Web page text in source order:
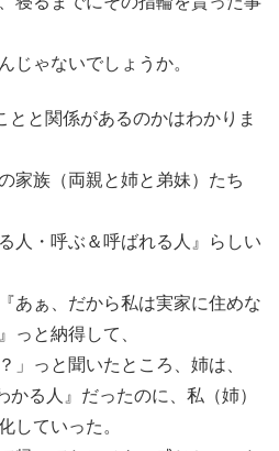
じゃないでしょうか。
とと関係があるのかはわかりま
家族（両親と姉と弟妹）たち
人・呼ぶ＆呼ばれる人』らしい
あぁ、だから私は実家に住めな
っと納得して、
」っと聞いたところ、姉は、
かる人』だったのに、私（姉）
していった。